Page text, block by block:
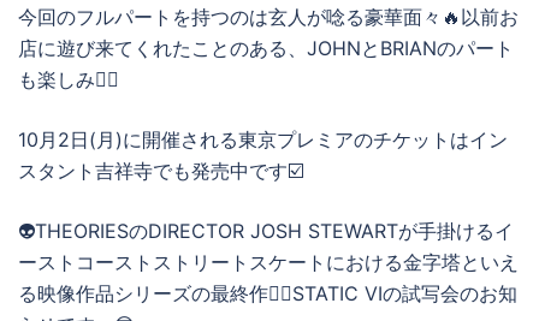
今回のフルパートを持つのは玄人が唸る豪華面々🔥以前お
店に遊び来てくれたことのある、JOHNとBRIANのパート
も楽しみ❤️‍🔥
10月2日(月)に開催される東京プレミアのチケットはイン
スタント吉祥寺でも発売中です☑️
👽THEORIESのDIRECTOR JOSH STEWARTが手掛けるイ
ーストコーストストリートスケートにおける金字塔といえ
る映像作品シリーズの最終作🕴🏻STATIC VIの試写会のお知